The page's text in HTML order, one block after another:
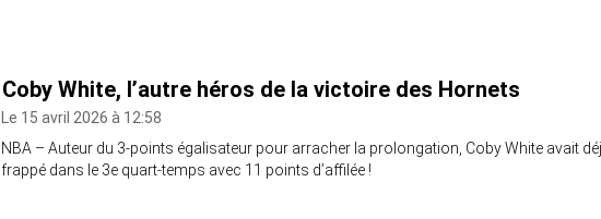
Coby White, l’autre héros de la victoire des Hornets
Le 15 avril 2026 à 12:58
NBA – Auteur du 3-points égalisateur pour arracher la prolongation, Coby White avait
frappé dans le 3e quart-temps avec 11 points d’affilée !